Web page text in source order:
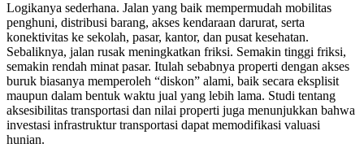
Logikanya sederhana. Jalan yang baik mempermudah mobilitas
penghuni, distribusi barang, akses kendaraan darurat, serta
konektivitas ke sekolah, pasar, kantor, dan pusat kesehatan.
Sebaliknya, jalan rusak meningkatkan friksi. Semakin tinggi friksi,
semakin rendah minat pasar. Itulah sebabnya properti dengan akses
buruk biasanya memperoleh “diskon” alami, baik secara eksplisit
maupun dalam bentuk waktu jual yang lebih lama. Studi tentang
aksesibilitas transportasi dan nilai properti juga menunjukkan bahwa
investasi infrastruktur transportasi dapat memodifikasi valuasi
hunian.